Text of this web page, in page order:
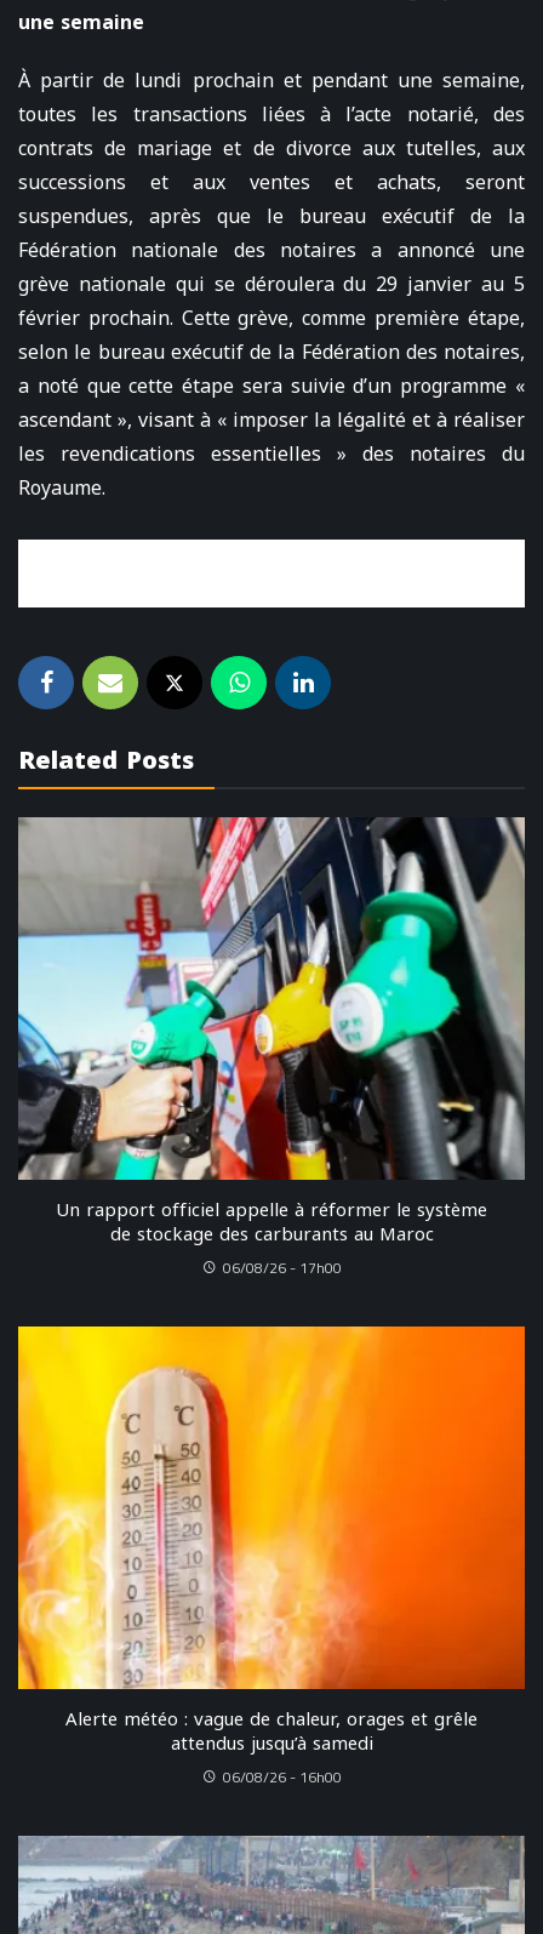
une semaine
À partir de lundi prochain et pendant une semaine,
toutes les transactions liées à l’acte notarié, des
contrats de mariage et de divorce aux tutelles, aux
successions et aux ventes et achats, seront
suspendues, après que le bureau exécutif de la
Fédération nationale des notaires a annoncé une
grève nationale qui se déroulera du 29 janvier au 5
février prochain. Cette grève, comme première étape,
selon le bureau exécutif de la Fédération des notaires,
a noté que cette étape sera suivie d’un programme «
ascendant », visant à « imposer la légalité et à réaliser
les revendications essentielles » des notaires du
Royaume.
Related Posts
Un rapport officiel appelle à réformer le système
de stockage des carburants au Maroc
06/08/26 - 17h00
Alerte météo : vague de chaleur, orages et grêle
attendus jusqu’à samedi
06/08/26 - 16h00